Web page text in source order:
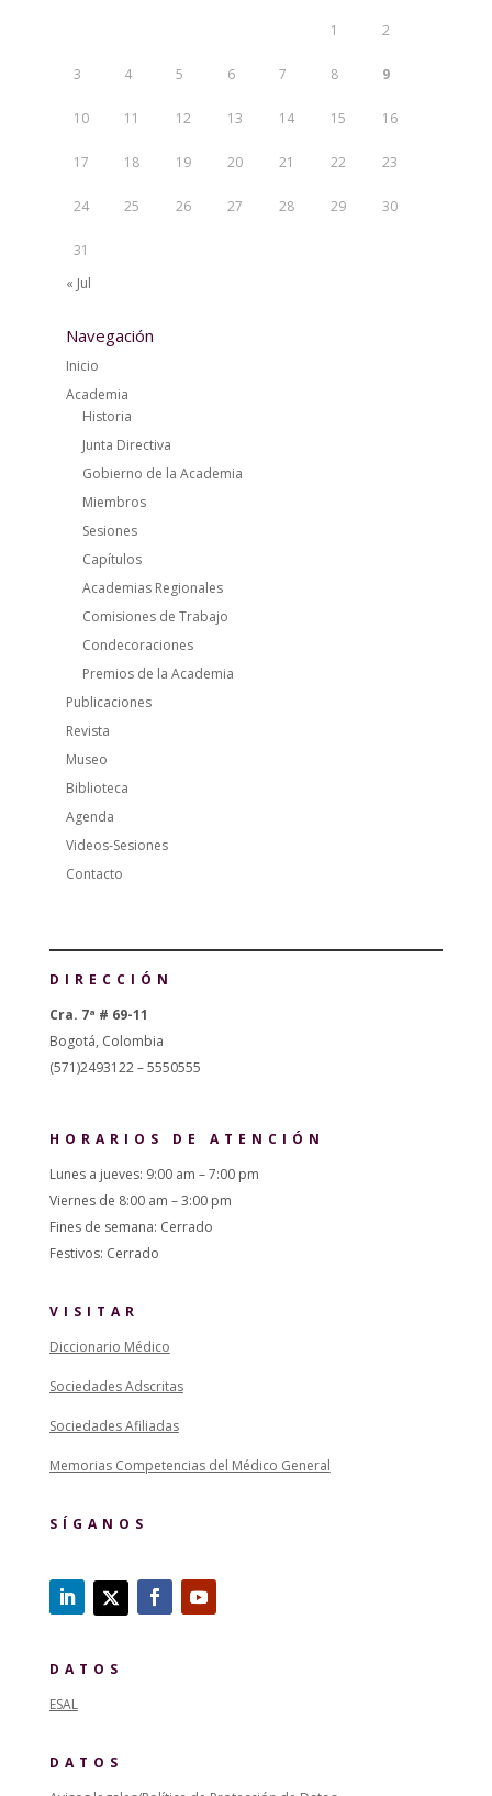
1 2
3 4 5 6 7 8 9
10 11 12 13 14 15 16
17 18 19 20 21 22 23
24 25 26 27 28 29 30
31
« Jul
Navegación
Inicio
Academia
Historia
Junta Directiva
Gobierno de la Academia
Miembros
Sesiones
Capítulos
Academias Regionales
Comisiones de Trabajo
Condecoraciones
Premios de la Academia
Publicaciones
Revista
Museo
Biblioteca
Agenda
Videos-Sesiones
Contacto
DIRECCIÓN
Cra. 7ª # 69-11
Bogotá, Colombia
(571)2493122 – 5550555
HORARIOS DE ATENCIÓN
Lunes a jueves: 9:00 am – 7:00 pm
Viernes de 8:00 am – 3:00 pm
Fines de semana: Cerrado
Festivos: Cerrado
VISITAR
Diccionario Médico
Sociedades Adscritas
Sociedades Afiliadas
Memorias Competencias del Médico General
SÍGANOS
DATOS
ESAL
DATOS